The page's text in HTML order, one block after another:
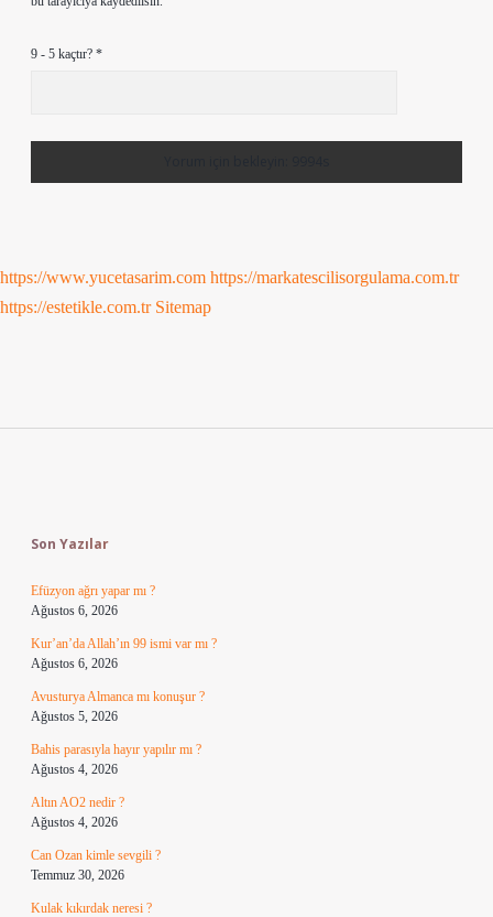
9 - 5 kaçtır? *
https://www.yucetasarim.com https://markatescilisorgulama.com.tr
https://estetikle.com.tr Sitemap
Son Yazılar
Efüzyon ağrı yapar mı ?
Ağustos 6, 2026
Kur’an’da Allah’ın 99 ismi var mı ?
Ağustos 6, 2026
Avusturya Almanca mı konuşur ?
Ağustos 5, 2026
Bahis parasıyla hayır yapılır mı ?
Ağustos 4, 2026
Altın AO2 nedir ?
Ağustos 4, 2026
Can Ozan kimle sevgili ?
Temmuz 30, 2026
Kulak kıkırdak neresi ?